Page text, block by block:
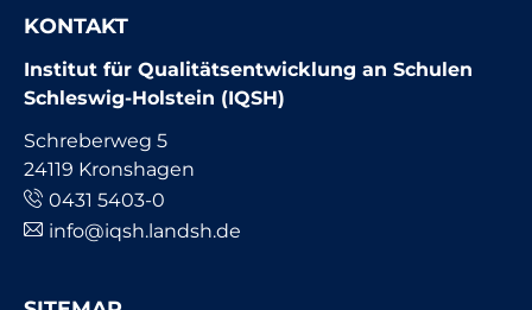
KONTAKT
Institut für Qualitätsentwicklung an Schulen
Schleswig-Holstein (IQSH)
Schreberweg 5
24119 Kronshagen
0431 5403-0
info@iqsh.landsh.de